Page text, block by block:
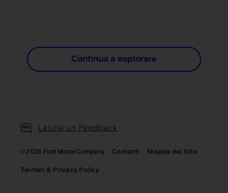
Continua a esplorare
Lascia un Feedback
© 2026 Ford Motor Company Contatti Mappa del Sito
Termini & Privacy Policy